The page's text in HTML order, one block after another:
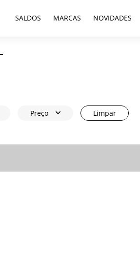
SALDOS MARCAS NOVIDADES
Preço Limpar